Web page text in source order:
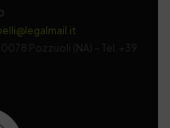
Pozzuoli (NA) – Tel. +39